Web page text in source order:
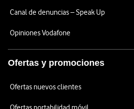
Canal de denuncias – Speak Up
Opiniones Vodafone
Ofertas y promociones
Ofertas nuevos clientes